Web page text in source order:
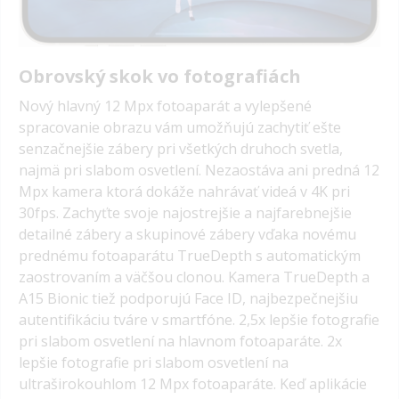
Obrovský skok vo fotografiách
Nový hlavný 12 Mpx fotoaparát a vylepšené
spracovanie obrazu vám umožňujú zachytiť ešte
senzačnejšie zábery pri všetkých druhoch svetla,
najmä pri slabom osvetlení. Nezaostáva ani predná 12
Mpx kamera ktorá dokáže nahrávať videá v 4K pri
30fps. Zachyťte svoje najostrejšie a najfarebnejšie
detailné zábery a skupinové zábery vďaka novému
prednému fotoaparátu TrueDepth s automatickým
zaostrovaním a väčšou clonou. Kamera TrueDepth a
A15 Bionic tiež podporujú Face ID, najbezpečnejšiu
autentifikáciu tváre v smartfóne. 2,5x lepšie fotografie
pri slabom osvetlení na hlavnom fotoaparáte. 2x
lepšie fotografie pri slabom osvetlení na
ultraširokouhlom 12 Mpx fotoaparáte. Keď aplikácie